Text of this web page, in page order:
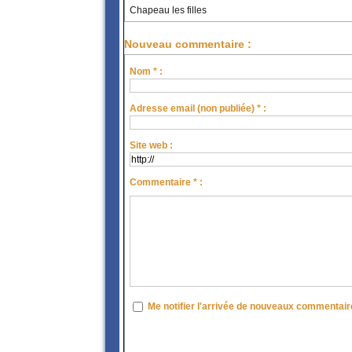
Chapeau les filles
Nouveau commentaire :
Nom * :
Adresse email (non publiée) * :
Site web :
Commentaire * :
Me notifier l'arrivée de nouveaux